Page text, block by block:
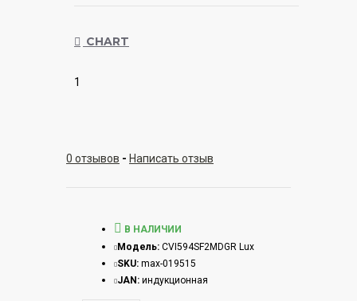
CHART
1
0 отзывов - Написать отзыв
В НАЛИЧИИ
Модель: CVI594SF2MDGR Lux
SKU: max-019515
JAN: индукционная